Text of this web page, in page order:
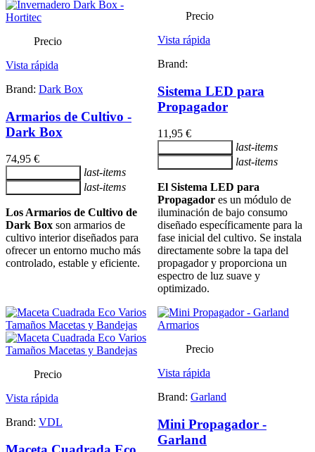
Precio
Vista rápida
Brand: Dark Box
Armarios de Cultivo -
Dark Box
74,95 €
last-items
last-items
Los Armarios de Cultivo de
Dark Box son armarios de
cultivo interior diseñados para
ofrecer un entorno mucho más
controlado, estable y eficiente.
Precio
Vista rápida
Brand:
Sistema LED para
Propagador
11,95 €
last-items
last-items
El Sistema LED para
Propagador es un módulo de
iluminación de bajo consumo
diseñado específicamente para la
fase inicial del cultivo. Se instala
directamente sobre la tapa del
propagador y proporciona un
espectro de luz suave y
optimizado.
Precio
Vista rápida
Brand: VDL
Precio
Vista rápida
Brand: Garland
Mini Propagador -
Garland